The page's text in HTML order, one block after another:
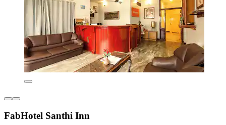
FabHotel Santhi Inn